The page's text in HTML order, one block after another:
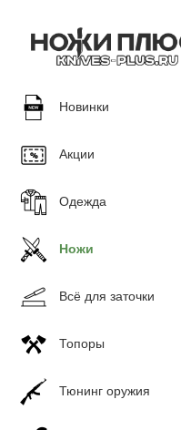
Новинки
Акции
Одежда
Ножи
Всё для заточки
Топоры
Тюнинг оружия